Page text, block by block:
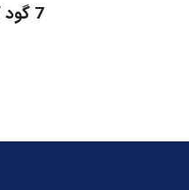
7 گود کریستال